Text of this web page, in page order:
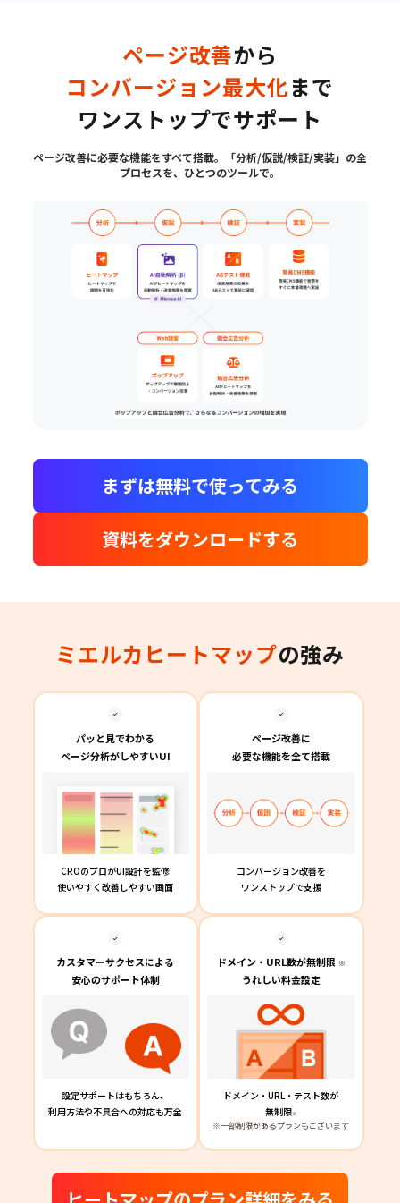
ページ改善から
コンバージョン最大化まで
ワンストップでサポート
ページ改善に必要な機能をすべて搭載。「分析/仮説/検証/実装」の全
プロセスを、ひとつのツールで。
まずは無料で使ってみる
資料をダウンロードする
ミエルカヒートマップの強み
パッと見でわかる
ページ分析がしやすいUI
CROのプロがUI設計を監修
使いやすく改善しやすい画面
ページ改善に
必要な機能を全て搭載
コンバージョン改善を
ワンストップで支援
カスタマーサクセスによる
安心のサポート体制
設定サポートはもちろん、
利用方法や不具合への対応も万全
ドメイン・URL数が無制限 ※
うれしい料金設定
ドメイン・URL・テスト数が
無制限※
※一部制限があるプランもございます